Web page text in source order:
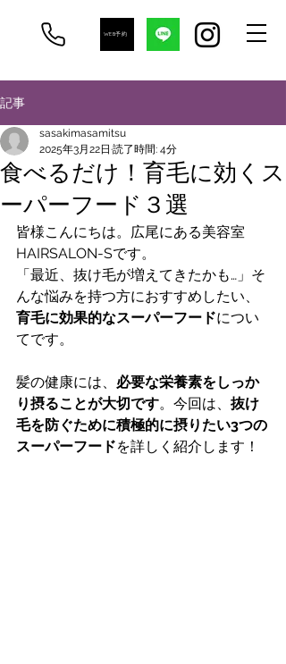
WEB予約
記事
食べるだけ！育毛に効くス
ーパーフード３選
sasakimasamitsu
2025年3月22日 読了時間: 4分
皆様こんにちは。広尾にある美容室
HAIRSALON-Sです。
「最近、抜け毛が増えてきたかも…」そ
んな悩みを持つ方におすすめしたい、
育毛に効果的なスーパーフードについ
てです。
髪の健康には、 必要な栄養素をしっか
り摂ることが大切です。今回は、 抜け
毛を防ぐために積極的に摂りたい3つの
スーパーフードを詳しく紹介します！